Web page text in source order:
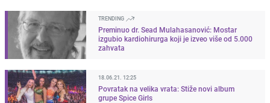
TRENDING
Preminuo dr. Sead Mulahasanović: Mostar
izgubio kardiohirurga koji je izveo više od 5.000
zahvata
18.06.21. 12:25
Povratak na velika vrata: Stiže novi album
grupe Spice Girls